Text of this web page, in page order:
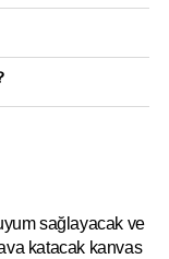
sağlayacak ve
katacak kanvas